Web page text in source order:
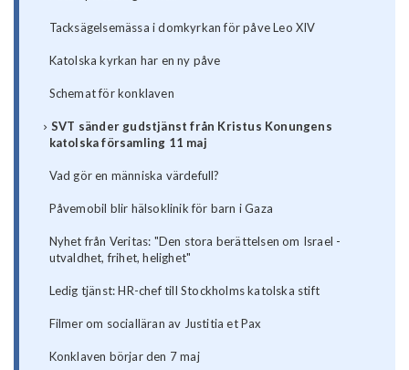
Tacksägelsemässa i domkyrkan för påve Leo XIV
Katolska kyrkan har en ny påve
Schemat för konklaven
SVT sänder gudstjänst från Kristus Konungens
katolska församling 11 maj
Vad gör en människa värdefull?
Påvemobil blir hälsoklinik för barn i Gaza
Nyhet från Veritas: "Den stora berättelsen om Israel -
utvaldhet, frihet, helighet"
Ledig tjänst: HR-chef till Stockholms katolska stift
Filmer om socialläran av Justitia et Pax
Konklaven börjar den 7 maj